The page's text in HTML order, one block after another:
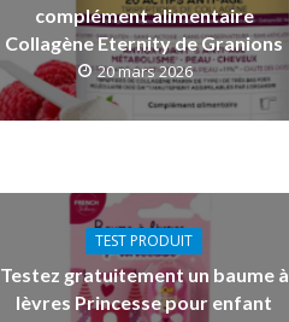
complément alimentaire
Collagène Eternity de Granions
20 mars 2026
TEST PRODUIT
Testez gratuitement un baume à
lèvres Princesse pour enfant